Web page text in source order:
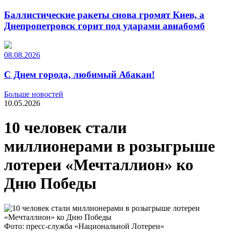
Баллистические ракеты снова громят Киев, а
Днепропетровск горит под ударами авиабомб
08.08.2026
С Днем города, любимый Абакан!
Больше новостей
10.05.2026
10 человек стали
миллионерами в розыгрыше
лотереи «Мечталлион» ко
Дню Победы
Фото: пресс-служба «Национальной Лотереи»